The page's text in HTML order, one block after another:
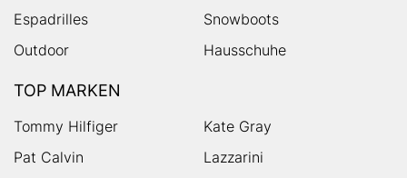
Espadrilles
Snowboots
Outdoor
Hausschuhe
TOP MARKEN
Tommy Hilfiger
Kate Gray
Pat Calvin
Lazzarini